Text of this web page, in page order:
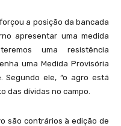
a posição da bancada
apresentar uma medida
uma resistência
uma Medida Provisória
Segundo ele, “o agro está
das dívidas no campo.
são contrários à edição de